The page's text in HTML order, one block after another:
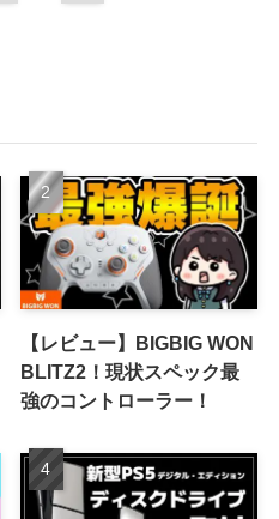
【レビュー】BIGBIG WON
BLITZ2！現状スペック最
強のコントローラー！